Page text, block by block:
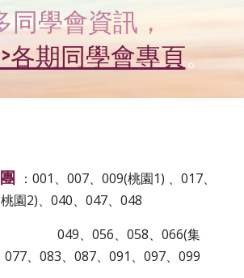
同學會資訊，
各期同學會專頁。
：001、007、009(桃園1) 、017、
園2)、040、047、048
、058、066(集
、083、087、091、097、099